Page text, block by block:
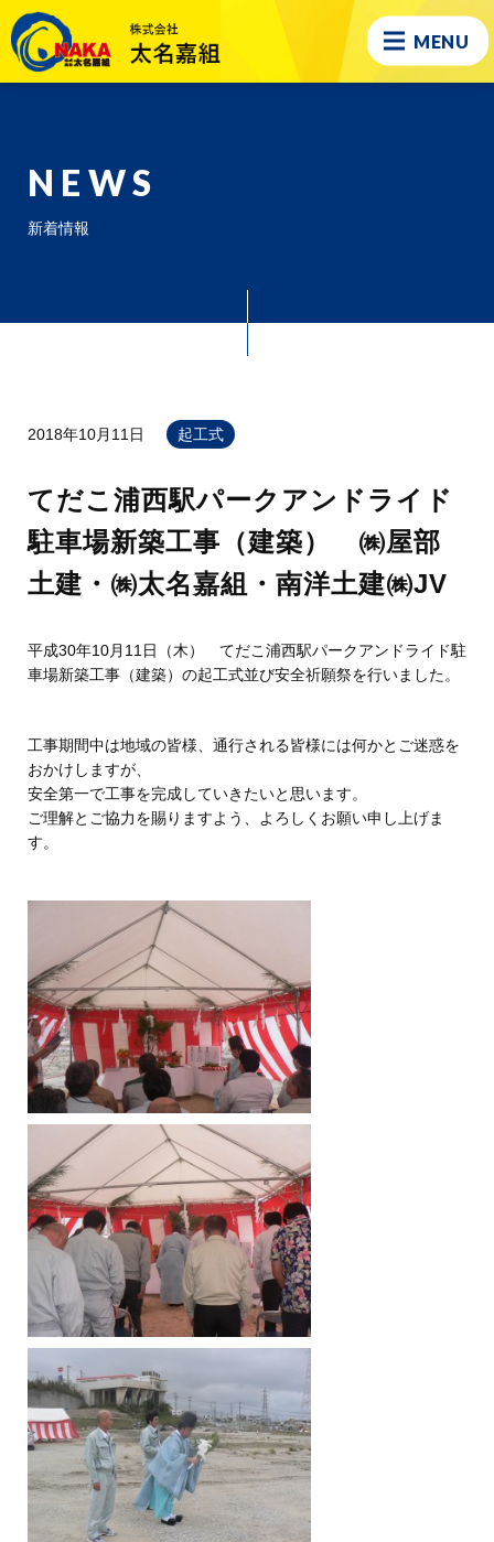
MENU
NEWS
新着情報
2018年10月11日 起工式
てだこ浦西駅パークアンドライド
駐車場新築工事（建築） ㈱屋部
土建・㈱太名嘉組・南洋土建㈱JV
平成30年10月11日（木） てだこ浦西駅パークアンドライド駐
車場新築工事（建築）の起工式並び安全祈願祭を行いました。
工事期間中は地域の皆様、通行される皆様には何かとご迷惑を
おかけしますが、
安全第一で工事を完成していきたいと思います。
ご理解とご協力を賜りますよう、よろしくお願い申し上げま
す。